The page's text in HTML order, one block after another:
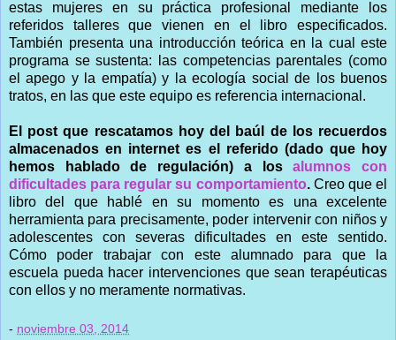
estas mujeres en su práctica profesional mediante los
referidos talleres que vienen en el libro especificados.
También presenta una introducción teórica en la cual este
programa se sustenta: las competencias parentales (como
el apego y la empatía) y la ecología social de los buenos
tratos, en las que este equipo es referencia internacional.
El post que rescatamos hoy del baúl de los recuerdos
almacenados en internet es el referido (dado que hoy
hemos hablado de regulación) a losalumnos con
dificultades para regular su comportamiento.Creo que el
libro del que hablé en su momento es una excelente
herramienta para precisamente, poder intervenir con niños y
adolescentes con severas dificultades en este sentido.
Cómo poder trabajar con este alumnado para que la
escuela pueda hacer intervenciones que sean terapéuticas
con ellos y no meramente normativas.
- noviembre 03, 2014